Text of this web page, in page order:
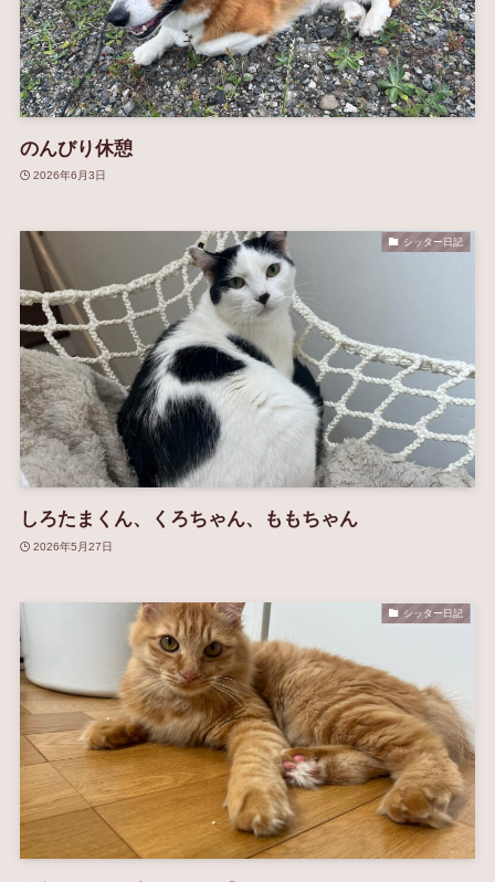
のんびり休憩
2026年6月3日
シッター日記
しろたまくん、くろちゃん、ももちゃん
2026年5月27日
シッター日記